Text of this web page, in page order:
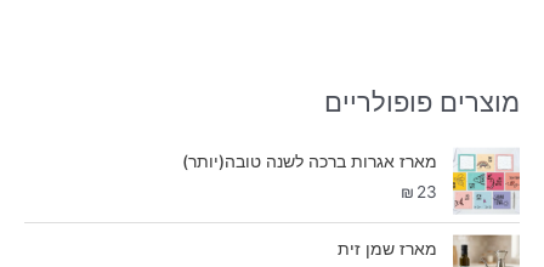
מוצרים פופולריים
מארז אגרות ברכה לשנה טובה(יותר)
₪ 23
מארז שמן זית